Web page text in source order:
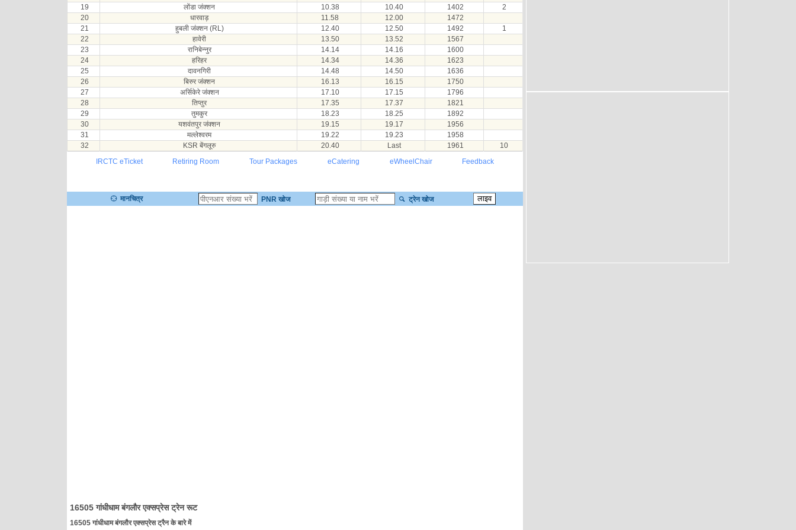
19
लोंडा जंक्शन 10.38 10.40 1402
2
20
धारवाड़ 11.58 12.00
1472
21
हुबली जंक्शन (RL) 12.40 12.50 1492
1
22
हावेरी 13.50 13.52
1567
23
रानिबेन्नुर 14.14 14.16
1600
24
हरिहर 14.34 14.36
1623
25
दावनगिरी 14.48 14.50
1636
26
बिरुर जंक्शन 16.13 16.15
1750
27
अर्सिकेरे जंक्शन 17.10 17.15
1796
28
तिप्तुर 17.35 17.37
1821
29
तुमकुर 18.23 18.25
1892
30
यशवंतपुर जंक्शन 19.15 19.17
1956
31
मल्लेश्वरम 19.22 19.23
1958
32
KSR बेंगलूरु 20.40 Last 1961
10
IRCTC eTicket
Retiring Room Tour Packages eCatering eWheelChair Feedback
मानचित्र PNR खोज ट्रेन खोज
16505 गांधीधाम बंगलौर एक्सप्रेस ट्रेन रूट
16505 गांधीधाम बंगलौर एक्सप्रेस ट्रैन के बारे में